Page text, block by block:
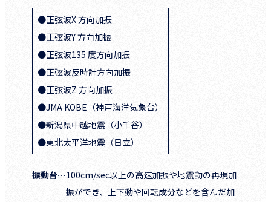
●正弦波X 方向加振
●正弦波Y 方向加振
●正弦波135 度方向加振
●正弦波反時計方向加振
●正弦波Z 方向加振
●JMA KOBE（神戸海洋気象台）
●新潟県中越地震（小千谷）
●東北太平洋地震（日立）
振動台…100cm/sec以上の高速加振や地震動の再現加
振ができ、上下動や回転成分などを含んだ加